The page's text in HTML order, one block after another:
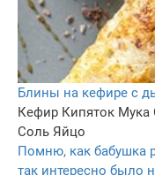
Блины на кефире с
Кефир Кипяток Мука
Соль Яйцо
Помню, как бабушка
так интересно было